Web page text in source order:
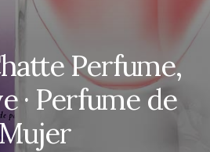
Perfume,
· Perfume de